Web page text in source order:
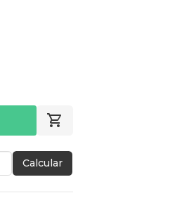
Calcular